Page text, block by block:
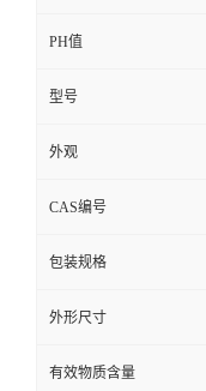
PH值
型号
外观
CAS编号
包装规格
外形尺寸
有效物质含量